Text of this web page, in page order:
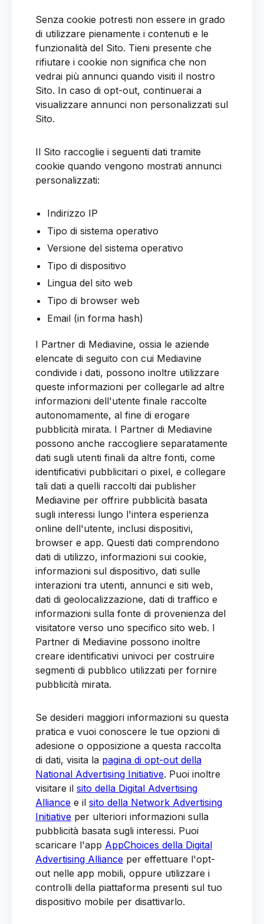
Senza cookie potresti non essere in grado
di utilizzare pienamente i contenuti e le
funzionalità del Sito. Tieni presente che
rifiutare i cookie non significa che non
vedrai più annunci quando visiti il nostro
Sito. In caso di opt-out, continuerai a
visualizzare annunci non personalizzati sul
Sito.
Il Sito raccoglie i seguenti dati tramite
cookie quando vengono mostrati annunci
personalizzati:
Indirizzo IP
Tipo di sistema operativo
Versione del sistema operativo
Tipo di dispositivo
Lingua del sito web
Tipo di browser web
Email (in forma hash)
I Partner di Mediavine, ossia le aziende
elencate di seguito con cui Mediavine
condivide i dati, possono inoltre utilizzare
queste informazioni per collegarle ad altre
informazioni dell'utente finale raccolte
autonomamente, al fine di erogare
pubblicità mirata. I Partner di Mediavine
possono anche raccogliere separatamente
dati sugli utenti finali da altre fonti, come
identificativi pubblicitari o pixel, e collegare
tali dati a quelli raccolti dai publisher
Mediavine per offrire pubblicità basata
sugli interessi lungo l'intera esperienza
online dell'utente, inclusi dispositivi,
browser e app. Questi dati comprendono
dati di utilizzo, informazioni sui cookie,
informazioni sul dispositivo, dati sulle
interazioni tra utenti, annunci e siti web,
dati di geolocalizzazione, dati di traffico e
informazioni sulla fonte di provenienza del
visitatore verso uno specifico sito web. I
Partner di Mediavine possono inoltre
creare identificativi univoci per costruire
segmenti di pubblico utilizzati per fornire
pubblicità mirata.
Se desideri maggiori informazioni su questa
pratica e vuoi conoscere le tue opzioni di
adesione o opposizione a questa raccolta
di dati, visita la pagina di opt-out della
National Advertising Initiative. Puoi inoltre
visitare il sito della Digital Advertising
Alliance e il sito della Network Advertising
Initiative per ulteriori informazioni sulla
pubblicità basata sugli interessi. Puoi
scaricare l'app AppChoices della Digital
Advertising Alliance per effettuare l'opt-
out nelle app mobili, oppure utilizzare i
controlli della piattaforma presenti sul tuo
dispositivo mobile per disattivarlo.